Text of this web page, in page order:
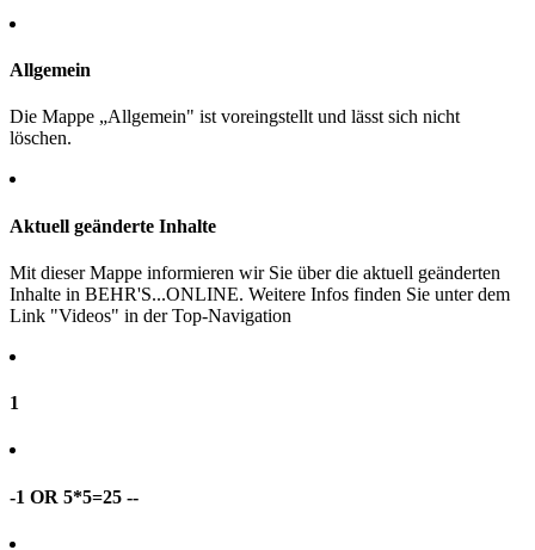
Allgemein
Die Mappe „Allgemein" ist voreingstellt und lässt sich nicht
löschen.
Aktuell geänderte Inhalte
Mit dieser Mappe informieren wir Sie über die aktuell geänderten
Inhalte in BEHR'S...ONLINE. Weitere Infos finden Sie unter dem
Link "Videos" in der Top-Navigation
1
-1 OR 5*5=25 --